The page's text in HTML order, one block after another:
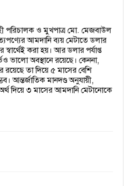
পরিচালক ও মুখপাত্র মো. মেজবাউল
আমদানি ব্যয় মেটাতে ডলার
স্বার্থেই করা হয়। আর ডলার পর্যাপ্ত
ভালো অবস্থানে রয়েছে। কেননা,
রয়েছে তা দিয়ে ৫ মাসের বেশি
আন্তর্জাতিক মানদণ্ড অনুযায়ী,
দিয়ে ৩ মাসের আমদানি মেটানোকে